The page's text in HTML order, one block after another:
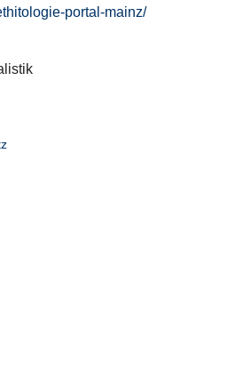
portal-mainz/